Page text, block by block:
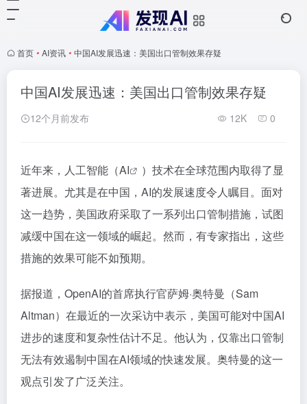
首页 • AI资讯 • 中国AI发展迅速：美国出口管制效果存疑
中国AI发展迅速：美国出口管制效果存疑
12个月前发布 12K 0
近年来，人工智能（AI
）技术在全球范围内取得了显
著进展。尤其是在中国，AI的发展速度令人瞩目。面对
这一趋势，美国政府采取了一系列出口管制措施，试图
减缓中国在这一领域的崛起。然而，有专家指出，这些
措施的效果可能不如预期。
据报道，OpenAI的首席执行官萨姆·奥特曼（Sam
Altman）在最近的一次采访中表示，美国可能对中国AI
进步的速度和复杂性估计不足。他认为，仅靠出口管制
无法有效遏制中国在AI领域的快速发展。奥特曼的这一
观点引发了广泛关注。